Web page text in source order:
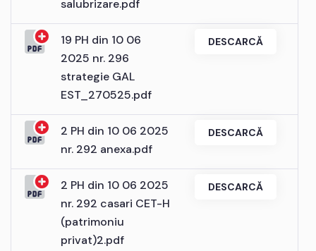
salubrizare.pdf
19 PH din 10 06
2025 nr. 296
strategie GAL
EST_270525.pdf
DESCARCĂ
2 PH din 10 06 2025
nr. 292 anexa.pdf
DESCARCĂ
2 PH din 10 06 2025
nr. 292 casari CET-H
(patrimoniu
privat)2.pdf
DESCARCĂ